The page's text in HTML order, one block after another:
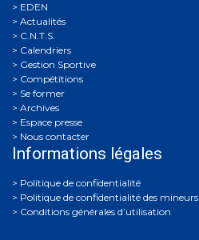
EDEN
Actualités
C.N.T.S.
Calendriers
Gestion Sportive
Compétitions
Se former
Archives
Espace presse
Nous contacter
Informations légales
Politique de confidentialité
Politique de confidentialité des mineurs
Conditions générales d’utilisation